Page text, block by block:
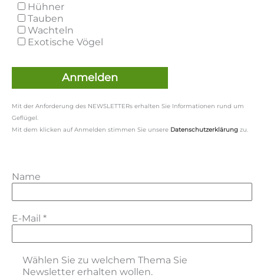
Hühner
Tauben
Wachteln
Exotische Vögel
Mit der Anforderung des NEWSLETTERs erhalten Sie Informationen rund um
Geflügel.
Mit dem klicken auf Anmelden stimmen Sie unsere Datenschutzerklärung zu.
Name
E-Mail *
Wählen Sie zu welchem Thema Sie
Newsletter erhalten wollen.